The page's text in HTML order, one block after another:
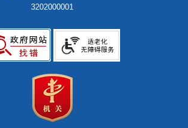
3202000001